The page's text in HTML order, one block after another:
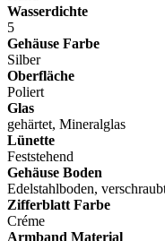
Wasserdichte
5
Gehäuse Farbe
Silber
Oberfläche
Poliert
Glas
gehärtet, Mineralglas
Lünette
Feststehend
Gehäuse Boden
Edelstahlboden,
Zifferblatt Farbe
Créme
Armband Material